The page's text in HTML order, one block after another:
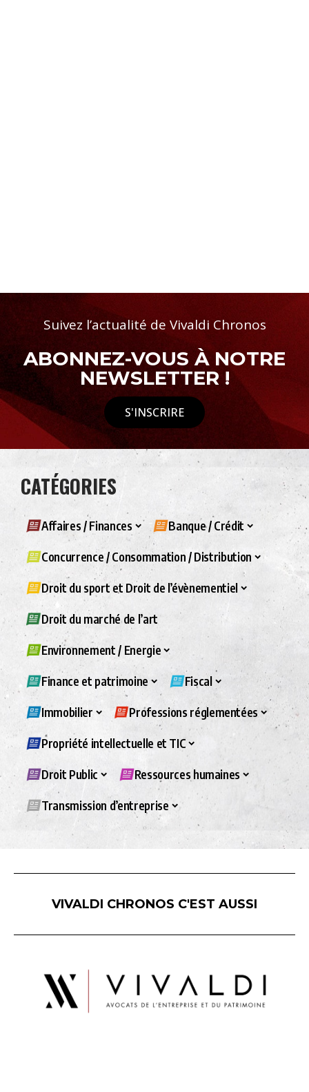
Suivez l’actualité de Vivaldi Chronos
ABONNEZ-VOUS À NOTRE
NEWSLETTER !
S'INSCRIRE
CATÉGORIES
Affaires / Finances Banque / Crédit
Concurrence / Consommation / Distribution
Droit du sport et Droit de l’évènementiel
Droit du marché de l’art
Environnement / Energie
Finance et patrimoine Fiscal
Immobilier Professions réglementées
Propriété intellectuelle et TIC
Droit Public Ressources humaines
Transmission d’entreprise
VIVALDI CHRONOS C'EST AUSSI